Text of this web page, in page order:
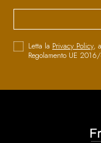
Letta la Privacy Policy,
Regolamento UE